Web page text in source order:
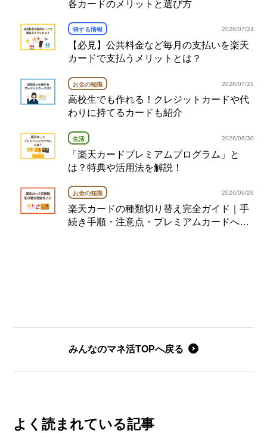
各カードのメリットと選び方
得する情報 2026/07/24
【必見】公共料金など毎月の支払いを楽天
カードで支払うメリットとは？
お金の知識 2026/07/21
高校生でも作れる！クレジットカードや代
わりに持てるカードも紹介
生活 2026/06/30
「楽天カードプレミアムプログラム」と
は？特典や活用法を解説！
お金の知識 2026/06/26
楽天カードの種類切り替え完全ガイド｜手
続き手順・注意点・プレミアムカードへの
みんなのマネ活TOPへ戻る
よく読まれている記事